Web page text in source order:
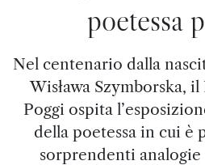
poetessa
Nel centenario dalla
Wisława Szymborska,
Poggi ospita
della poetessa in cui è
sorprendenti analogie